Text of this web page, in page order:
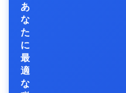
あ
な
た
に
最
適
な